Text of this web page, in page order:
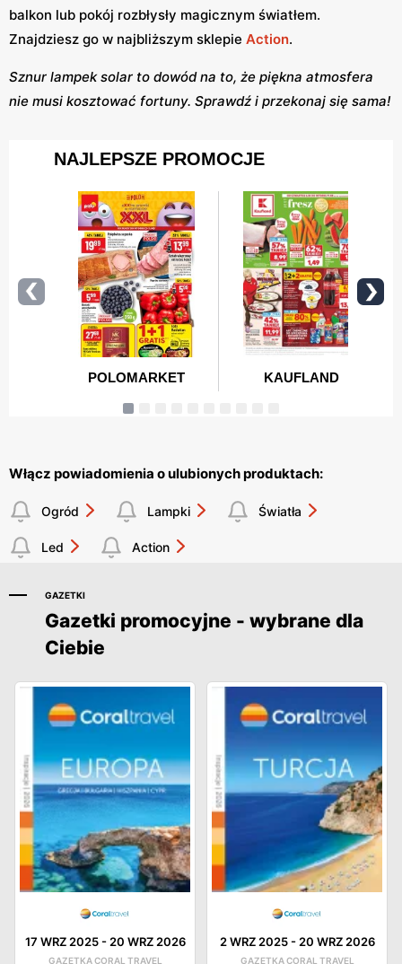
balkon lub pokój rozbłysły magicznym światłem.
Znajdziesz go w najbliższym sklepie Action.
Sznur lampek solar to dowód na to, że piękna atmosfera
nie musi kosztować fortuny. Sprawdź i przekonaj się sama!
Włącz powiadomienia o ulubionych produktach:
Ogród Lampki Światła
Led Action
GAZETKI
Gazetki promocyjne - wybrane dla
Ciebie
17 WRZ 2025- 20 WRZ 2026
GAZETKA CORAL TRAVEL
2 WRZ 2025- 20 WRZ 2026
GAZETKA CORAL TRAVEL